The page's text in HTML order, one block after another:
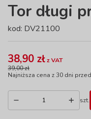
Tor długi
kod: DV21100
38,90 złz VAT
39,00 zł
Najniższa cena z 30 dni
szt.